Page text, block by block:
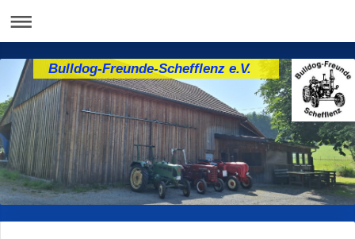
Bulldog-Freunde-Schefflenz e.V.